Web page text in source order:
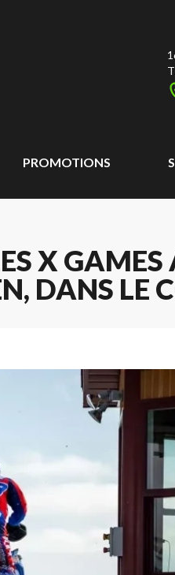
PROMOTIONS
X
DANS LE